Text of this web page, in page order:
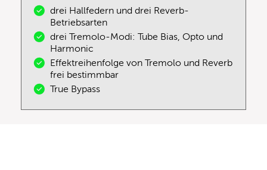
drei Hallfedern und drei Reverb-
Betriebsarten
drei Tremolo-Modi: Tube Bias, Opto und
Harmonic
Effektreihenfolge von Tremolo und Reverb
frei bestimmbar
True Bypass